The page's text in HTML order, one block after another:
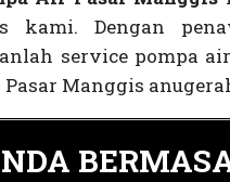
kami. Dengan
service pompa
Manggis